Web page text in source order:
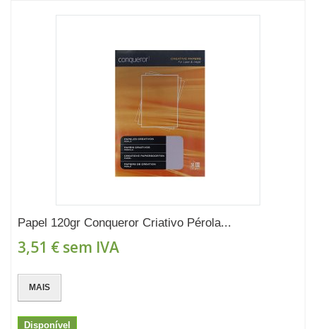
Papel 120gr Conqueror Criativo Pérola...
3,51 € sem IVA
MAIS
Disponível